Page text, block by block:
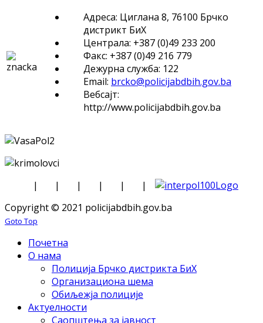
Адреса: Циглана 8, 76100 Брчко
дистрикт БиХ
Централа: +387 (0)49 233 200
Факс: +387 (0)49 216 779
Дежурна служба: 122
Email: brcko@policijabdbih.gov.ba
Вебсајт:
http://www.policijabdbih.gov.ba
| | | | |
|
Copyright © 2021 policijabdbih.gov.ba
Goto Top
Почетна
О нама
Полиција Брчко дистрикта БиХ
Организациона шема
Обиљежја полиције
Актуелности
Саопштења за јавност